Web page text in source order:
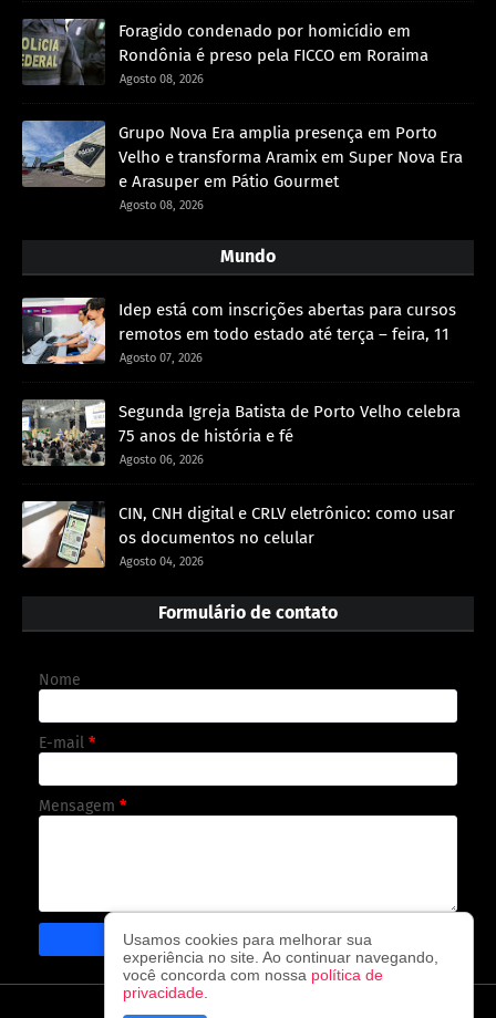
Foragido condenado por homicídio em
Rondônia é preso pela FICCO em Roraima
Agosto 08, 2026
Grupo Nova Era amplia presença em Porto
Velho e transforma Aramix em Super Nova Era
e Arasuper em Pátio Gourmet
Agosto 08, 2026
Mundo
Idep está com inscrições abertas para cursos
remotos em todo estado até terça – feira, 11
Agosto 07, 2026
Segunda Igreja Batista de Porto Velho celebra
75 anos de história e fé
Agosto 06, 2026
CIN, CNH digital e CRLV eletrônico: como usar
os documentos no celular
Agosto 04, 2026
Formulário de contato
Nome
E-mail *
Mensagem *
Usamos cookies para melhorar sua
experiência no site. Ao continuar navegando,
você concorda com nossa política de
privacidade